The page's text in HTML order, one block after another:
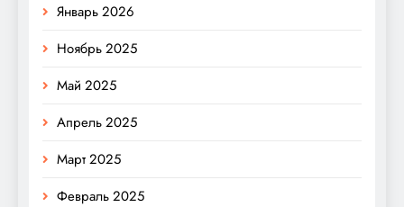
Январь 2026
Ноябрь 2025
Май 2025
Апрель 2025
Март 2025
Февраль 2025